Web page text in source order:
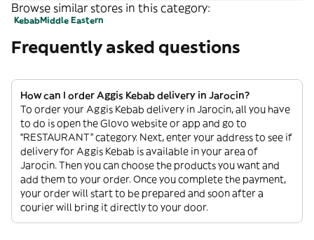
Browse similar stores in this category:
KebabMiddle Eastern
Frequently asked questions
How can I order Aggis Kebab delivery in Jarocin?
To order your Aggis Kebab delivery in Jarocin, all you have
to do is open the Glovo website or app and go to
“RESTAURANT” category. Next, enter your address to see if
delivery for Aggis Kebab is available in your area of
Jarocin. Then you can choose the products you want and
add them to your order. Once you complete the payment,
your order will start to be prepared and soon after a
courier will bring it directly to your door.